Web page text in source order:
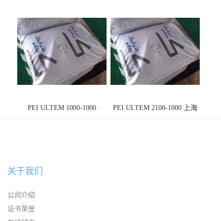
PEI ULTEM 1000-1000
PEI ULTEM 2100-1000 上海
关于我们
公司介绍
证书荣誉